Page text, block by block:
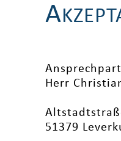
A
Herr
51379